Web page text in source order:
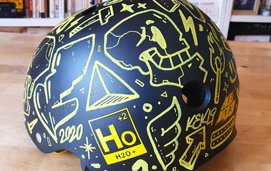
Casque Alk13 flash custom